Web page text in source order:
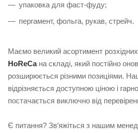
упаковка для фаст-фуду;
пергамент, фольга, рукав, стрейч.
Маємо великий асортимент розхідних
HoReCaна складі, який постійно
розширюється різними позиціями.
відрізняється доступною ціною і
постачається виключно від
Є питання? Зв’яжіться з нашим